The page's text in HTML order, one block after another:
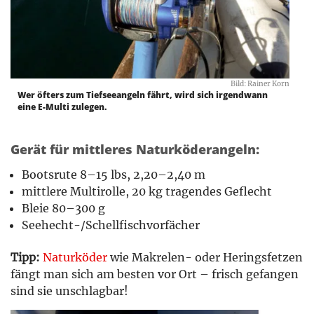
Bild: Rainer Korn
Wer öfters zum Tiefseeangeln fährt, wird sich irgendwann
eine E-Multi zulegen.
Gerät für mittleres Naturköderangeln:
Bootsrute 8–15 lbs, 2,20–2,40 m
mittlere Multirolle, 20 kg tragendes Geflecht
Bleie 80–300 g
Seehecht-/Schellfischvorfächer
Tipp: Naturköder wie Makrelen- oder Heringsfetzen
fängt man sich am besten vor Ort – frisch gefangen
sind sie unschlagbar!